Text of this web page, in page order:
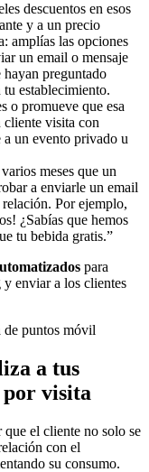
descuentos en esos
y a un precio
amplías las opciones
un email o mensaje
preguntado
establecimiento.
o promueve que esa
visita con
un evento privado u
meses que un
a enviarle un email
Por ejemplo,
¿Sabías que hemos
tu bebida gratis.”
para
enviar a los clientes
a tus
por visita
que el cliente no solo se
con el
su consumo.